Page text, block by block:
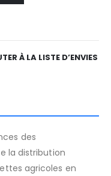
À LA LISTE D’ENVIES
des
la distribution
agricoles en